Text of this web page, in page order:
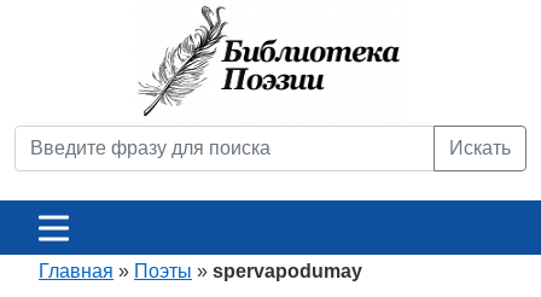
Искать
Главная » Поэты » spervapodumay